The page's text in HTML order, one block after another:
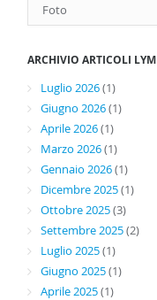
Foto
ARCHIVIO ARTICOLI LYM
Luglio 2026(1)
Giugno 2026(1)
Aprile 2026(1)
Marzo 2026(1)
Gennaio 2026(1)
Dicembre 2025(1)
Ottobre 2025(3)
Settembre 2025(2)
Luglio 2025(1)
Giugno 2025(1)
Aprile 2025(1)